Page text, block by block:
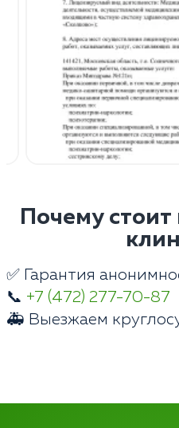
Почему
✅ Гарантия
📞 +7 (472) 277-70-87
🚑 Выезжаем